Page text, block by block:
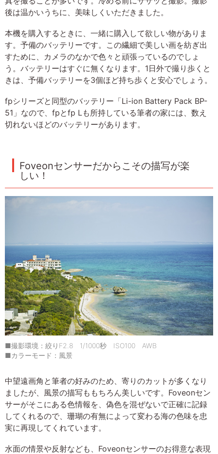
後は温かいうちに、美味しくいただきました。
本機を購入するときに、一緒に購入して欲しい物がありま
す。予備のバッテリーです。この繊細で美しい画を紡ぎ出
すために、カメラのなかで色々と頑張っているのでしょ
う。バッテリーはすぐに無くなります。1日外で撮り歩くと
きは、予備バッテリーを3個ほど持ち歩くと安心でしょう。
fpシリーズと同型のバッテリー「Li-ion Battery Pack BP-
51」なので、fpとfp Lも所持している筆者の家には、数え
切れないほどのバッテリーがあります。
Foveonセンサーだからこその描写が楽
しい！
■撮影環境：絞りF2.8 1/1000秒 ISO100 AWB
■カラーモード：風景
中望遠画角と筆者の好みのため、寄りのカットが多くなり
ましたが、風景の描写ももちろん美しいです。Foveonセン
サーがそこにある色情報を、偽色を混ぜないで正確に記録
してくれるので、珊瑚の有無によって変わる海の色味を忠
実に再現してくれています。
水面の情景や反射なども、Foveonセンサーのお得意な表現